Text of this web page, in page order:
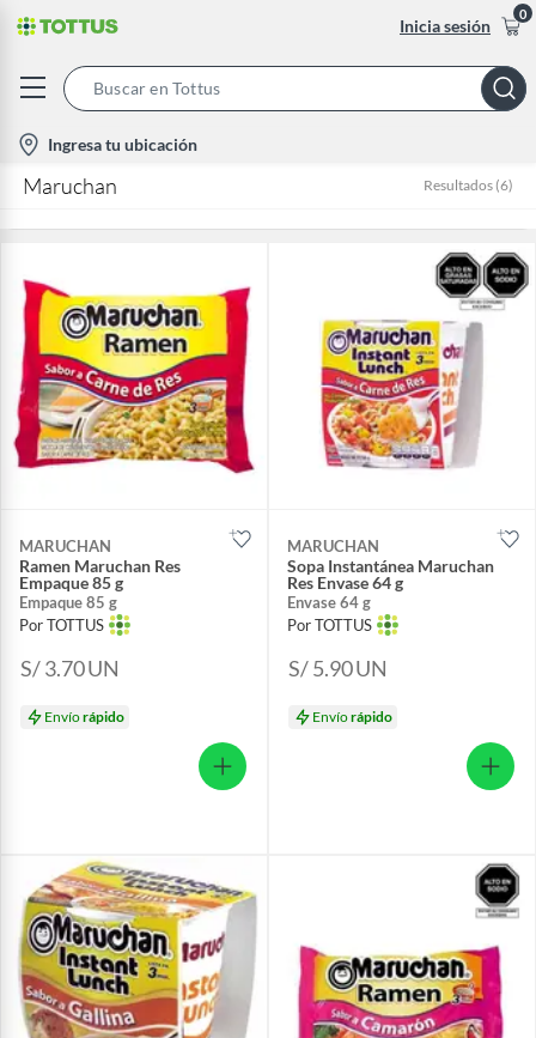
Inicia sesión
0
Bar
location-
icon
Ingresa tu ubicación
Maruchan Resultados (6)
MARUCHAN
Ramen Maruchan Res
Empaque 85 g
Empaque 85 g
Por TOTTUS
S/ 3.70UN
Envíorápido
MARUCHAN
Sopa Instantánea Maruchan
Res Envase 64 g
Envase 64 g
Por TOTTUS
S/ 5.90UN
Envíorápido